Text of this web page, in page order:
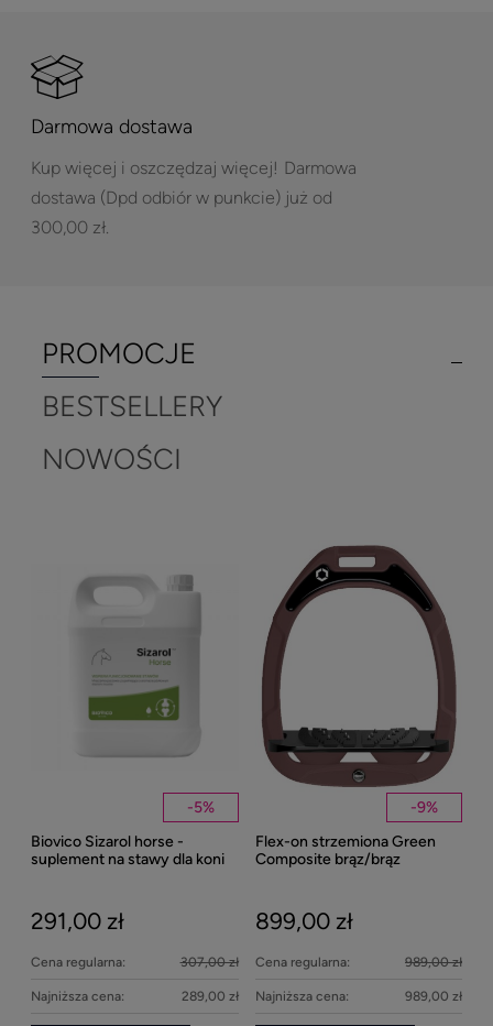
Darmowa dostawa
Kup więcej i oszczędzaj więcej! Darmowa
dostawa (Dpd odbiór w punkcie) już od
300,00 zł.
PROMOCJE
NOWOŚCI
BESTSELLERY
-5%
Biovico Sizarol horse -
suplement na stawy dla koni
291,00 zł
Cena regularna: 307,00 zł
Najniższa cena: 289,00 zł
-9%
Flex-on strzemiona Green
Composite brąz/brąz
899,00 zł
Cena regularna: 989,00 zł
Najniższa cena: 989,00 zł